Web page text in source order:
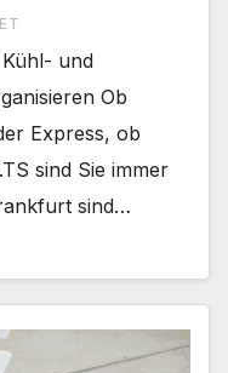
und
Ob
Express, ob
sind Sie immer
sind…